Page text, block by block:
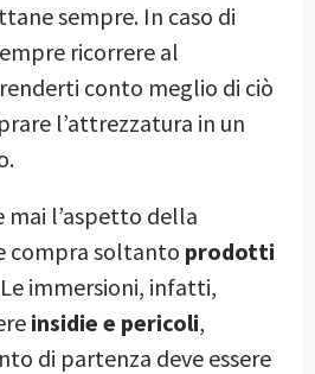
sempre. In caso di
ricorrere al
conto meglio di ciò
l’attrezzatura in un
l’aspetto della
compra soltanto prodotti
immersioni, infatti,
insidie e pericoli,
di partenza deve essere